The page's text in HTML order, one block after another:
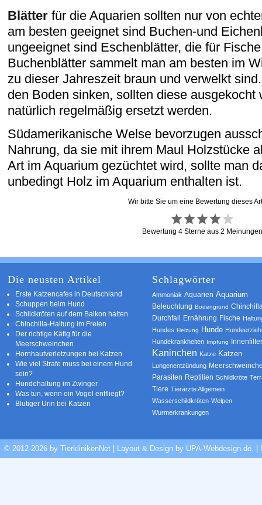
Blätter für die Aquarien sollten nur von
am besten geeignet sind Buchen-und
ungeeignet sind Eschenblätter, die für
Buchenblätter sammelt man am besten im
zu dieser Jahreszeit braun und verwelkt
den Boden sinken, sollten diese ausgekocht
natürlich regelmäßig ersetzt werden.
Südamerikanische Welse bevorzugen
Nahrung, da sie mit ihrem Maul Holzstücke
Art im Aquarium gezüchtet wird, sollte man
unbedingt Holz im Aquarium enthalten ist.
Wir bitte Sie um eine Bewertung dieses
Bewertung4 Sterne aus2
Die neusten Artikel
Erste Katzencafes in Deutschland
Schuppen beim Hund
Schildkröten auf dem Balkon halten
Chinchilla-Haltung im Freien
Der richtige Käfig für die
Meerschweinchen
Hornhautverletzungen bei Katzen
Wie viel Strafe muss bei einem Hund
sein?
Hundehaltung im Zwinger
Was tun, wenn ein Vogel entfliegt?
Blutiger Urin bei Katzen
Schlagwörter
Ammoniak Aquarien Aquarium
Beleuchtung Bodengrund
Durchfall Ernährung Fische
Hundes Heizung Hunde
Hundekrankheiten Impfung
Kaninchen Katze Katzen
Lungenentzündung
Parasiten Reptilien Schildkröte
Tiere Tierärzte Allgemein
Wasserschildkröten Welpen
Wurmerkrankungen
© 2012-2026 by TierklinikenNet | Layout & Design by UPA-Webdesign.de.